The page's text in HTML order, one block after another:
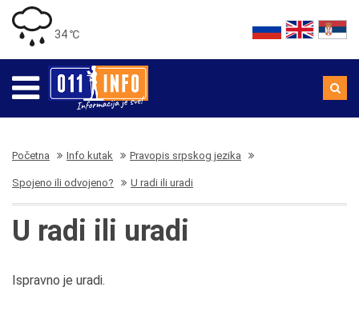
34 ℃
Početna Info kutak Pravopis srpskog jezika
Spojeno ili odvojeno? U radi ili uradi
U radi ili uradi
Ispravno je uradi.